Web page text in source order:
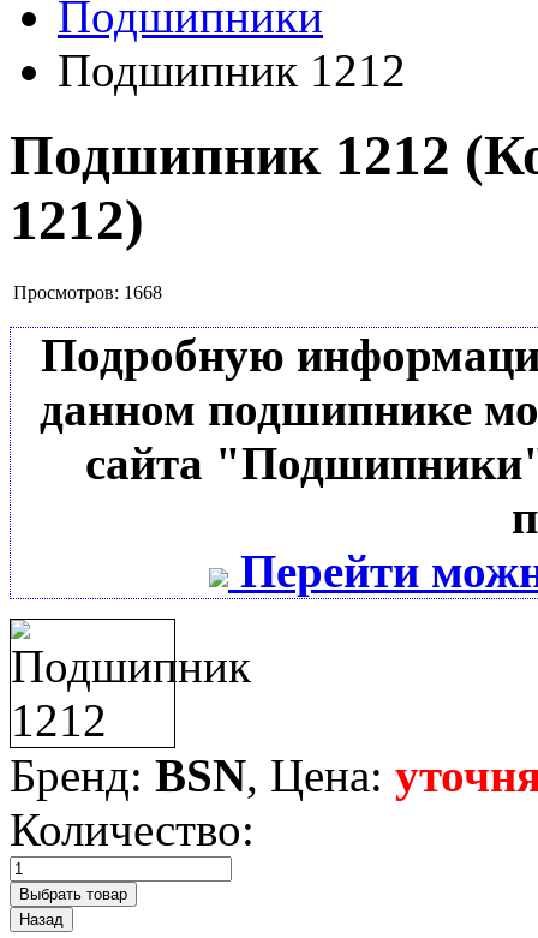
Подшипники
Подшипник 1212
Подшипник 1212
1212)
Просмотров: 1668
Подробную
данном подшипнике
сайта
Перейти
Бренд: BSN, Цена:
Количество: